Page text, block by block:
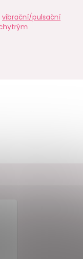
vibrační/pulsační